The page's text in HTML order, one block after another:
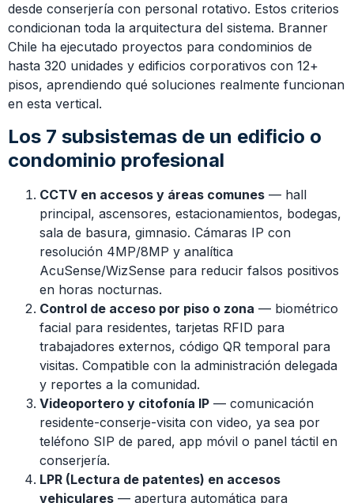
desde conserjería con personal rotativo. Estos criterios
condicionan toda la arquitectura del sistema. Branner
Chile ha ejecutado proyectos para condominios de
hasta 320 unidades y edificios corporativos con 12+
pisos, aprendiendo qué soluciones realmente funcionan
en esta vertical.
Los 7 subsistemas de un edificio o
condominio profesional
CCTV en accesos y áreas comunes — hall
principal, ascensores, estacionamientos, bodegas,
sala de basura, gimnasio. Cámaras IP con
resolución 4MP/8MP y analítica
AcuSense/WizSense para reducir falsos positivos
en horas nocturnas.
Control de acceso por piso o zona — biométrico
facial para residentes, tarjetas RFID para
trabajadores externos, código QR temporal para
visitas. Compatible con la administración delegada
y reportes a la comunidad.
Videoportero y citofonía IP — comunicación
residente-conserje-visita con video, ya sea por
teléfono SIP de pared, app móvil o panel táctil en
conserjería.
LPR (Lectura de patentes) en accesos
vehiculares — apertura automática para